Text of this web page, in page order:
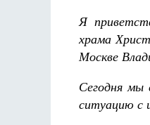
Я
храма
Москве
Сегодня мы
ситуацию с